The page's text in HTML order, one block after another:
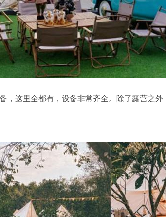
，这里全都有，设备非常齐全。除了露营之